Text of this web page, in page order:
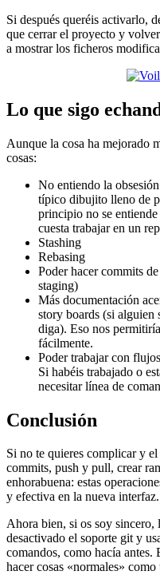
Si después queréis activarlo,
que cerrar el proyecto y
a mostrar los ficheros
Lo que sigo
Aunque la cosa ha mejorado
cosas:
No entiendo la
típico dibujito lleno de
principio no se
cuesta trabajar en un
Stashing
Rebasing
Poder hacer commits
staging)
Más documentación
story boards (si alguien
diga). Eso nos
fácilmente.
Poder trabajar con
Si habéis trabajado o
necesitar línea de
Conclusión
Si no te quieres complicar y
commits, push y pull, crear
enhorabuena: estas
y efectiva en la nueva interfaz.
Ahora bien, si os soy
desactivado el soporte git y
comandos, como hacía
hacer cosas «normales»